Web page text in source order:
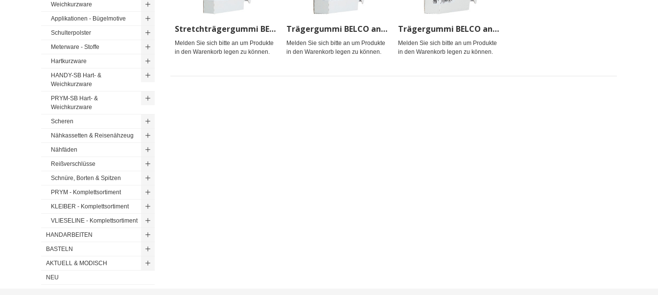
Stretchträgergummi BELCO 20mm, weiß
Melden Sie sich bitte an um Produkte
in den Warenkorb legen zu können.
Trägergummi BELCO antirutsch 20mm, schwz
Melden Sie sich bitte an um Produkte
in den Warenkorb legen zu können.
Trägergummi BELCO antirutsch 20mm, weiß
Melden Sie sich bitte an um Produkte
in den Warenkorb legen zu können.
Weichkurzware
Applikationen - Bügelmotive
Schulterpolster
Meterware - Stoffe
Hartkurzware
HANDY-SB Hart- &
Weichkurzware
PRYM-SB Hart- &
Weichkurzware
Scheren
Nähkassetten & Reisenähzeug
Nähfäden
Reißverschlüsse
Schnüre, Borten & Spitzen
PRYM - Komplettsortiment
KLEIBER - Komplettsortiment
VLIESELINE - Komplettsortiment
HANDARBEITEN
BASTELN
AKTUELL & MODISCH
NEU